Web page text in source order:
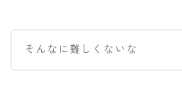
そんなに難しくないな